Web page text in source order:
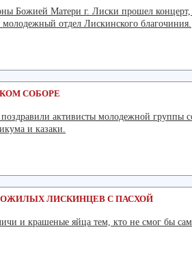
Божией Матери г. Лиски прошел
отдел Лискинского благочиния.
СОБОРЕ
активисты молодежной группы
и казаки.
ЛИСКИНЦЕВ С ПАСХОЙ
и крашеные яйца тем, кто не смог бы сам